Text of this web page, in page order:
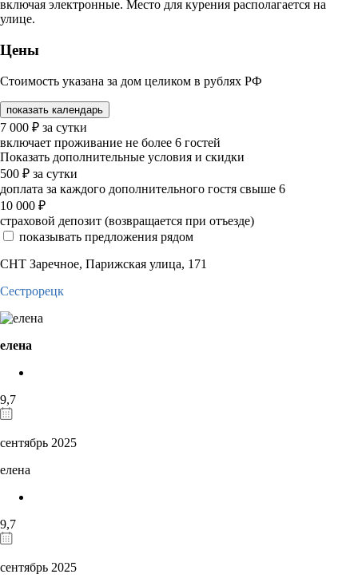
включая электронные. Место для курения располагается на
улице.
Цены
Стоимость указана за дом целиком в рублях РФ
показать календарь
7 000 ₽ за сутки
включает проживание не более 6 гостей
Показать дополнительные условия и скидки
500 ₽ за сутки
доплата за каждого дополнительного гостя свыше 6
10 000 ₽
страховой депозит (возвращается при отъезде)
показывать предложения рядом
СНТ Заречное, Парижская улица, 171
Сестрорецк
елена
9,7
сентябрь 2025
елена
9,7
сентябрь 2025